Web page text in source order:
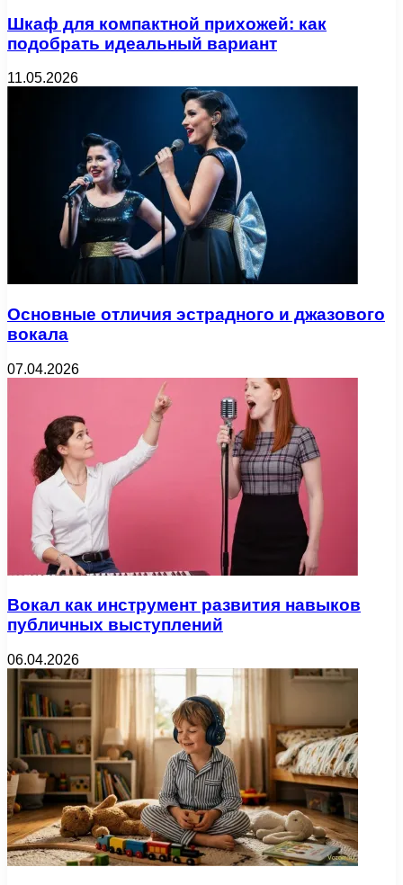
Шкаф для компактной прихожей: как
подобрать идеальный вариант
11.05.2026
Основные отличия эстрадного и джазового
вокала
07.04.2026
Вокал как инструмент развития навыков
публичных выступлений
06.04.2026